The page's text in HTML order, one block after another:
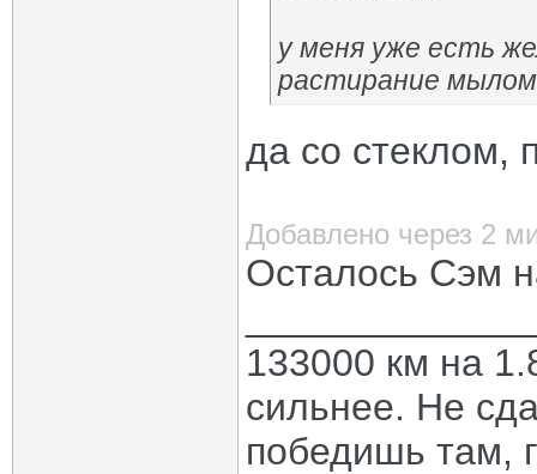
у меня уже есть
растирание
да со стеклом,
Добавлено через 2
Осталось Сэм
133000 км на
сильнее. Не
победишь там,